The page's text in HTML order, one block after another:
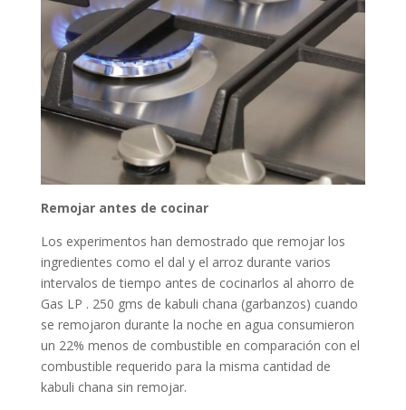
Remojar antes de cocinar
Los experimentos han demostrado que remojar los
ingredientes como el dal y el arroz durante varios
intervalos de tiempo antes de cocinarlos al ahorro de
Gas LP . 250 gms de kabuli chana (garbanzos) cuando
se remojaron durante la noche en agua consumieron
un 22% menos de combustible en comparación con el
combustible requerido para la misma cantidad de
kabuli chana sin remojar.